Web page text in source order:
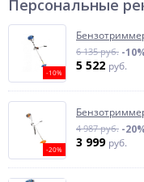
Персональные
-10%
6 135 руб. -
5 522 руб.
-20%
4 987 руб. -
3 999 руб.